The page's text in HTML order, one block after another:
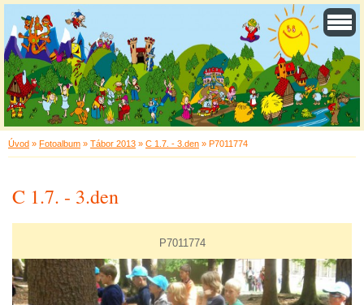
Úvod » Fotoalbum » Tábor 2013 » C 1.7. - 3.den » P7011774
C 1.7. - 3.den
P7011774